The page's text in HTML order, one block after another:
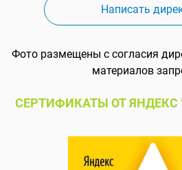
Написать
Фото размещены с согласия
материалов
СЕРТИФИКАТЫ ОТ ЯНДЕКС